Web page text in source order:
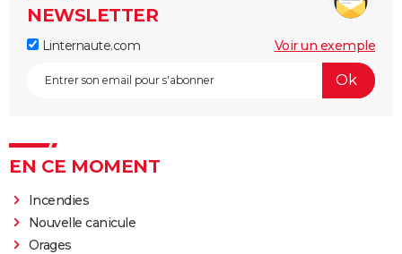
NEWSLETTER
Linternaute.com Voir un exemple
EN CE MOMENT
Incendies
Nouvelle canicule
Orages